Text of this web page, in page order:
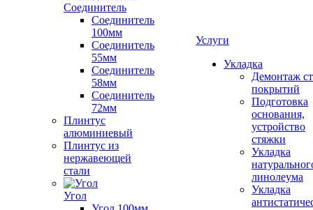
Соединитель
Соединитель
100мм
Соединитель
55мм
Соединитель
58мм
Соединитель
72мм
Плинтус
алюминиевый
Плинтус из
нержавеющей
стали
Угол
Услуги
Укладка
Демонтаж
покрытий
Подготовка
основания,
устройство
стяжки
Укладка
линолеума
Укладка